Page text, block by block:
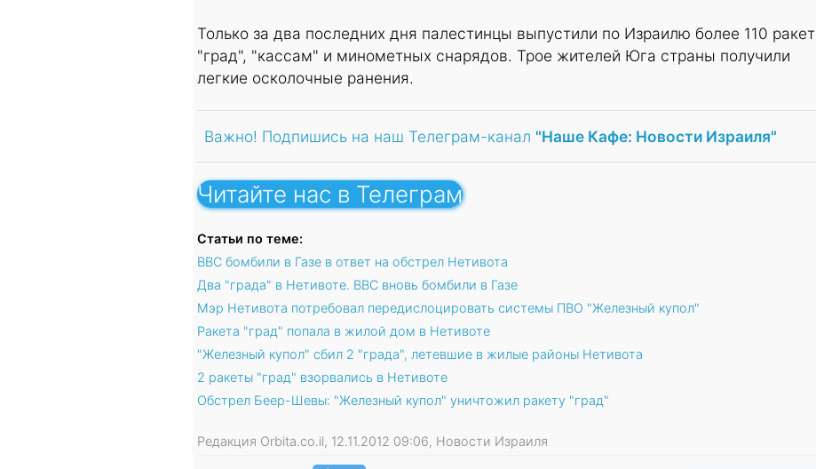
Только за два последних дня палестинцы выпустили по Израилю более 110 ракет
"град", "кассам" и минометных снарядов. Трое жителей Юга страны получили
легкие осколочные ранения.
Важно! Подпишись на наш Телеграм-канал "Наше Кафе: Новости Израиля"
Читайте нас в Телеграм
Статьи по теме:
ВВС бомбили в Газе в ответ на обстрел Нетивота
Два "града" в Нетивоте. ВВС вновь бомбили в Газе
Мэр Нетивота потребовал передислоцировать системы ПВО "Железный купол"
Ракета "град" попала в жилой дом в Нетивоте
"Железный купол" сбил 2 "града", летевшие в жилые районы Нетивота
2 ракеты "град" взорвались в Нетивоте
Обстрел Беер-Шевы: "Железный купол" уничтожил ракету "град"
Редакция Orbita.co.il, 12.11.2012 09:06, Новости Израиля